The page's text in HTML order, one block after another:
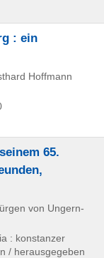
: ein
Hoffmann
65.
von Ungern-
: konstanzer
/ herausgegeben